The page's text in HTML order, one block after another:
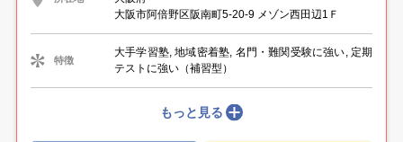
大阪市阿倍野区阪南町5-20-9 メゾン西田辺1Ｆ
特徴
大手学習塾, 地域密着塾, 名門・難関受験に強い, 定期
テストに強い（補習型）
もっと見る